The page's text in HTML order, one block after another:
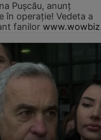
Pușcău, anunț
în operație! Vedeta a
fanilor